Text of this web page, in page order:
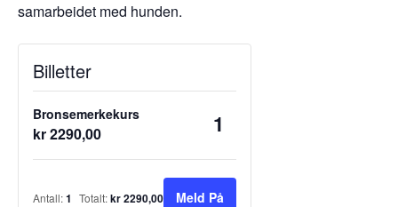
samarbeidet med hunden.
Billetter
Bronsemerkekurs
kr2290,00 Antall
Antall:1 Totalt:kr2290,00 Meld På